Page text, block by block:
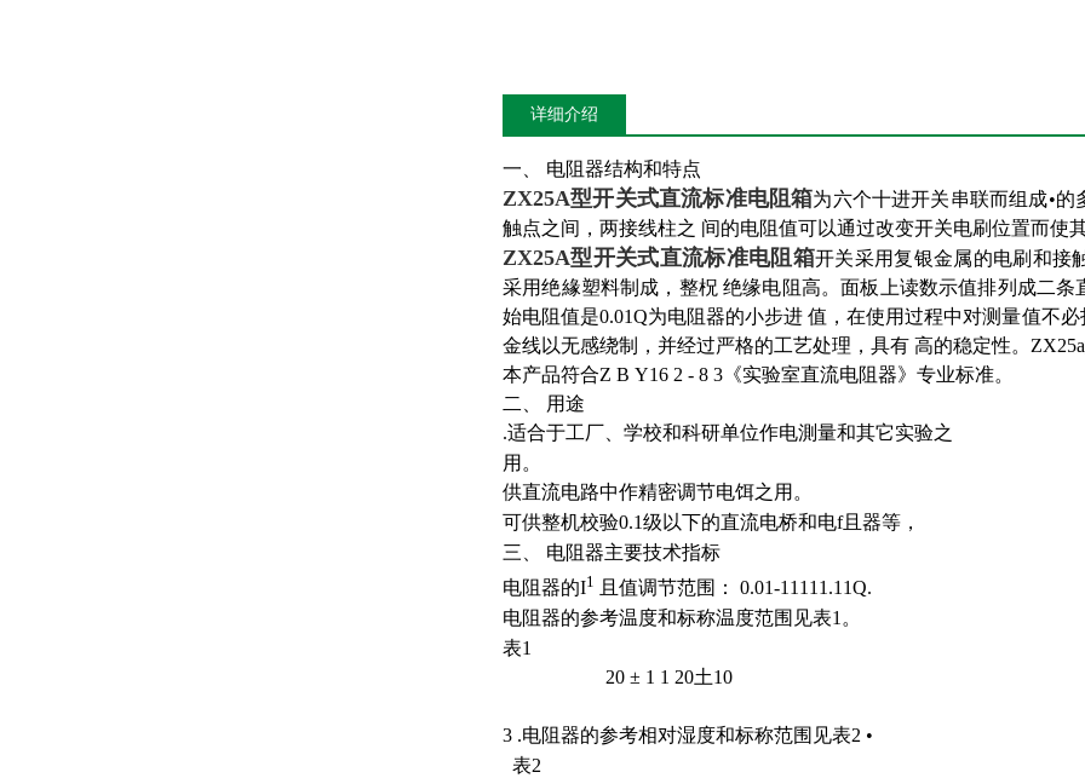
详细介绍
一、 电阻器结构和特点
ZX25A型开关式直流标准电阻箱为六个十进开关串联而组成•
触点之间，两接线柱之 间的电阻值可以通过改变开关电刷位置而使其
ZX25A型开关式直流标准电阻箱开关采用复银金属的电刷和接
采用绝緣塑料制成，整柷 绝缘电阻高。面板上读数示值排列成二
始电阻值是0.01Q为电阻器的小步进 值，在使用过程中对测量值不
金线以无感绕制，并经过严格的工艺处理，具有 高的稳定性。
本产品符合Z B Y16 2 - 8 3《实验室直流电阻器》专业标准。
二、
用途
.适合于工厂、学校和科研单位作电測量和其它实验之
用。
供直流电路中作精密调节电饵之用。
可供整机校验0.1级以下的直流电桥和电f且器等，
三、
电阻器主要技术指标
电阻器的I1 且值调节范围： 0.01-11111.11Q.
电阻器的参考温度和标称温度范围见表1。
表1
20 ± 1 1 20土10
3 .电阻器的参考相对湿度和标称范围见表2 •
表2